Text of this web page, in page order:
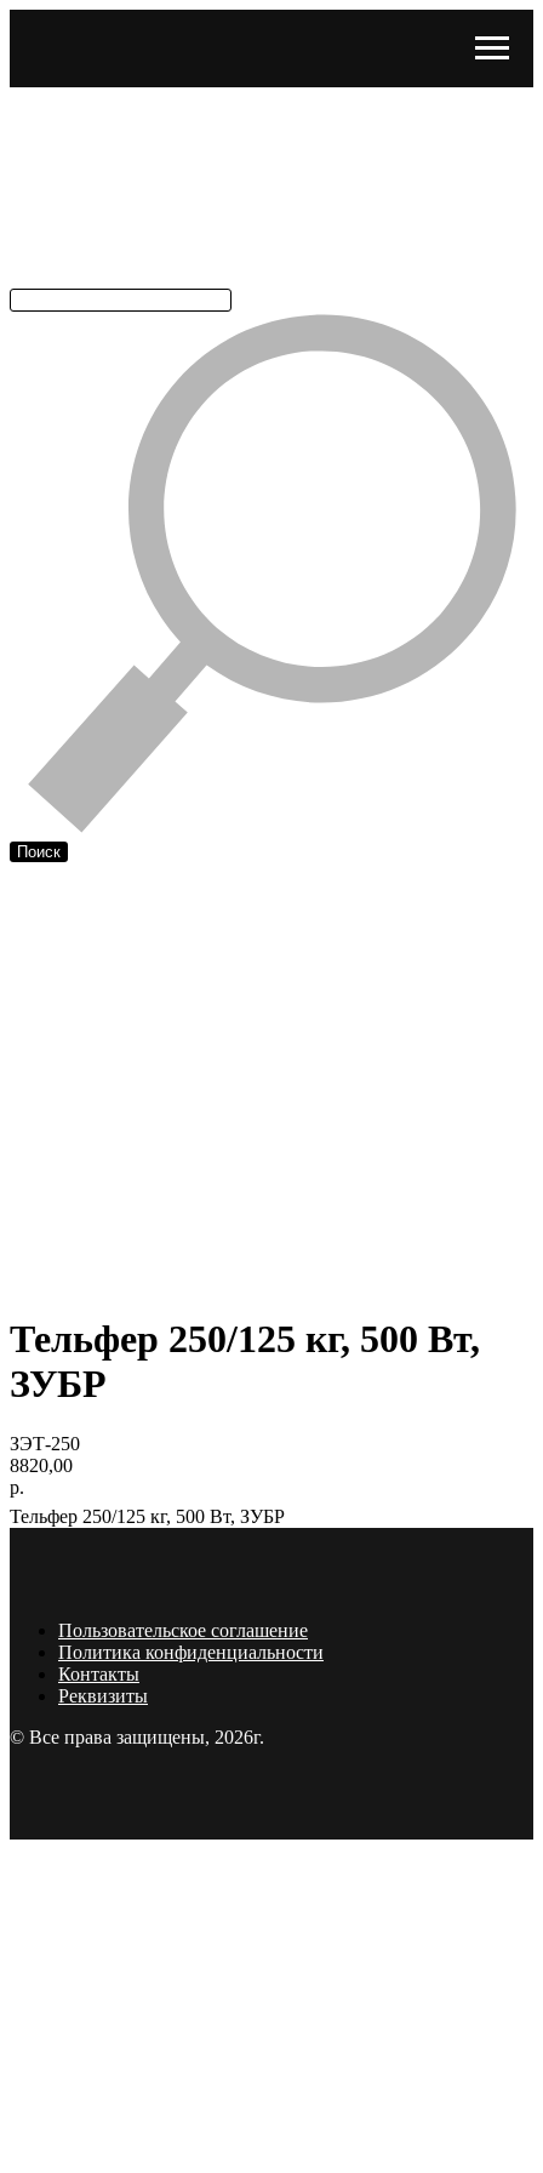
Поиск
Тельфер 250/125 кг, 500 Вт,
ЗУБР
ЗЭТ-250
8820,00
р.
Тельфер 250/125 кг, 500 Вт, ЗУБР
Пользовательское соглашение
Политика конфиденциальности
Контакты
Реквизиты
© Все права защищены, 2026г.